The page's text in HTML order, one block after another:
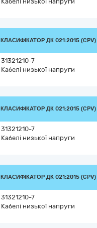
КЛАСИФІКАТОР ДК 021:2015 (CPV)
31321210-7
Кабелі низької напруги
КЛАСИФІКАТОР ДК 021:2015 (CPV)
31321210-7
Кабелі низької напруги
КЛАСИФІКАТОР ДК 021:2015 (CPV)
31321210-7
Кабелі низької напруги